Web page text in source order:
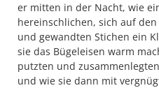
er mitten in der Nacht, wie
hereinschlichen, sich auf
und gewandten Stichen ein
sie das Bügeleisen warm
putzten und
und wie sie dann mit